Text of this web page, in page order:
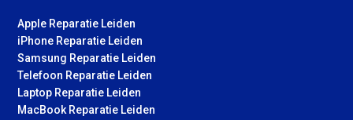
Apple Reparatie Leiden
iPhone Reparatie Leiden
Samsung Reparatie Leiden
Telefoon Reparatie Leiden
Laptop Reparatie Leiden
MacBook Reparatie Leiden